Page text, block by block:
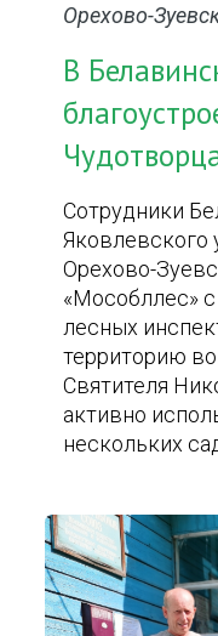
Орехово-
В
Сотрудники
Яковлевского
Орехово-
«Мособллес»
лесных
территорию
Святителя
активно
нескольких